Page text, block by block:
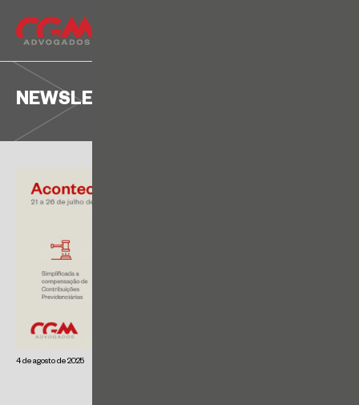
NEWSLETTER
4 de agosto de 2025